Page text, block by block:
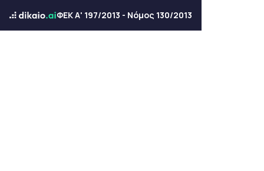
ΦΕΚ Α' 197/2013 - Νόμος 130/2013